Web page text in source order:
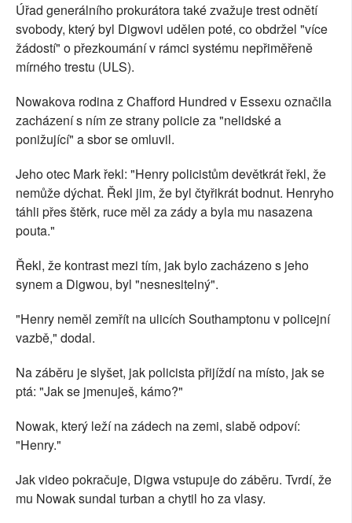
Úřad generálního prokurátora také zvažuje trest odnětí
svobody, který byl Digwovi udělen poté, co obdržel "více
žádostí" o přezkoumání v rámci systému nepřiměřeně
mírného trestu (ULS).
Nowakova rodina z Chafford Hundred v Essexu označila
zacházení s ním ze strany policie za "nelidské a
ponižující" a sbor se omluvil.
Jeho otec Mark řekl: "Henry policistům devětkrát řekl, že
nemůže dýchat. Řekl jim, že byl čtyřikrát bodnut. Henryho
táhli přes štěrk, ruce měl za zády a byla mu nasazena
pouta."
Řekl, že kontrast mezi tím, jak bylo zacházeno s jeho
synem a Digwou, byl "nesnesitelný".
"Henry neměl zemřít na ulicích Southamptonu v policejní
vazbě," dodal.
Na záběru je slyšet, jak policista přijíždí na místo, jak se
ptá: "Jak se jmenuješ, kámo?"
Nowak, který leží na zádech na zemi, slabě odpoví:
"Henry."
Jak video pokračuje, Digwa vstupuje do záběru. Tvrdí, že
mu Nowak sundal turban a chytil ho za vlasy.